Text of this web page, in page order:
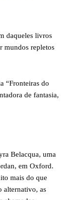
daqueles livros
mundos repletos
“Fronteiras do
de fantasia,
Belacqua, uma
em Oxford.
mais do que
alternativo, as